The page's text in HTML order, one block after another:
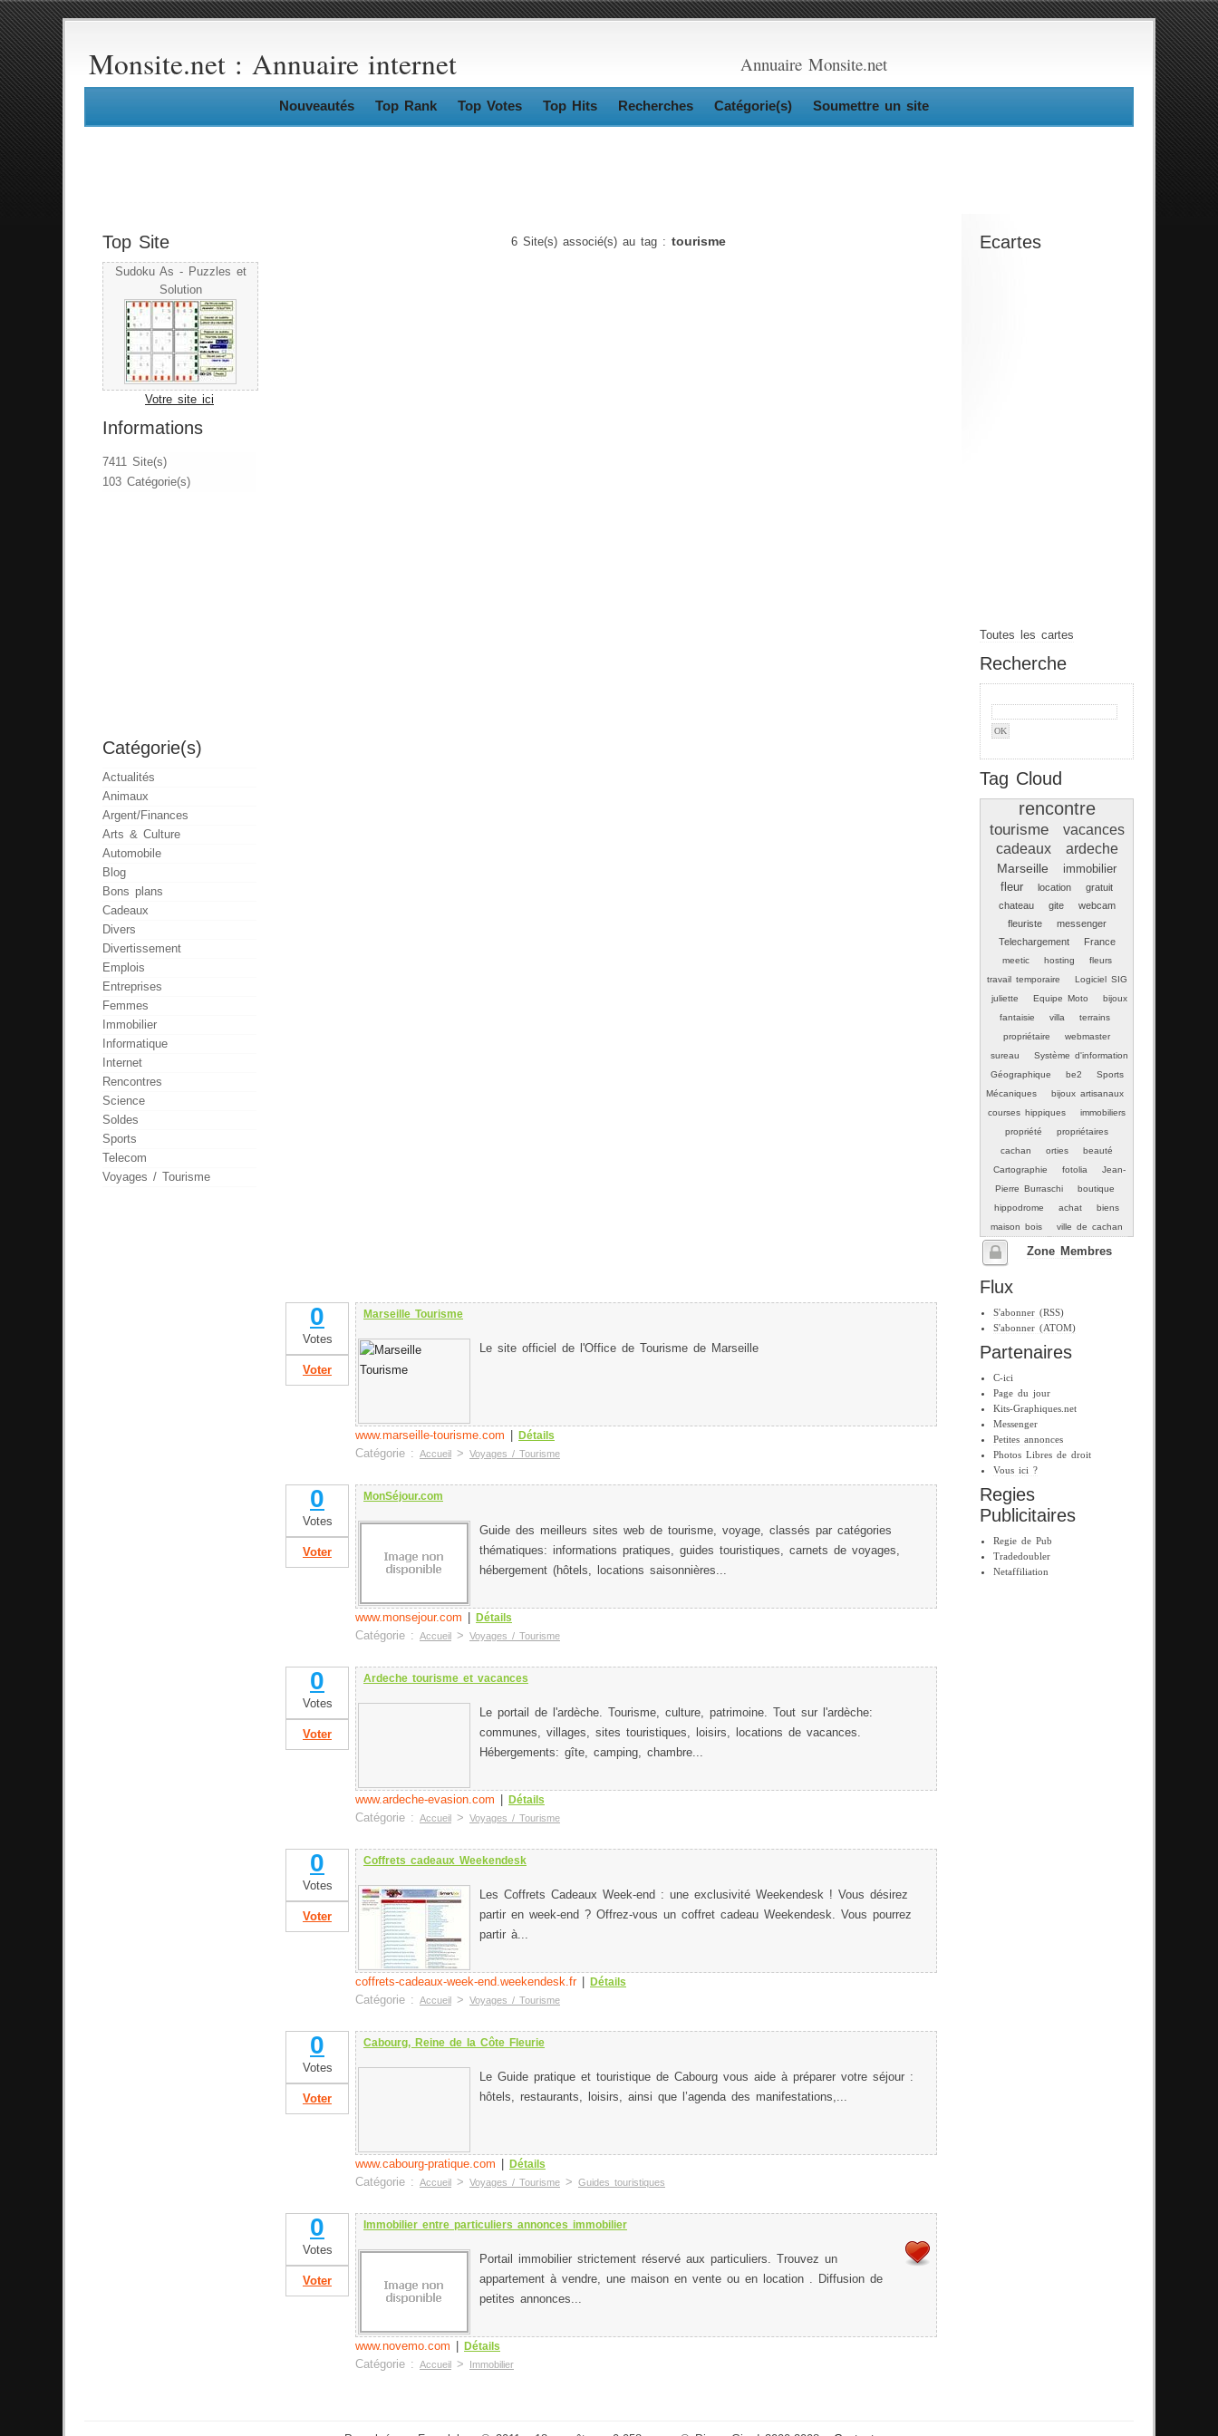
Monsite.net : Annuaire internet Annuaire Monsite.net
Nouveautés Top Rank Top Votes Top Hits Recherches Catégorie(s) Soumettre un site
Top Site
Sudoku As - Puzzles et
Solution
Votre site ici
Informations
7411 Site(s)
103 Catégorie(s)
Catégorie(s)
Actualités
Animaux
Argent/Finances
Arts & Culture
Automobile
Blog
Bons plans
Cadeaux
Divers
Divertissement
Emplois
Entreprises
Femmes
Immobilier
Informatique
Internet
Rencontres
Science
Soldes
Sports
Telecom
Voyages / Tourisme
Ecartes
Toutes les cartes
Recherche
Tag Cloud
rencontre
tourisme
vacances
cadeaux
ardeche
Marseille
immobilier
fleur
location
gratuit
chateau
gite
webcam
fleuriste
messenger
Telechargement
France
meetic hosting
fleurs
travail temporaire
Logiciel SIG
juliette
Equipe Moto
bijoux
fantaisie
villa
terrains
propriétaire
webmaster
sureau
Système d'information
Géographique
be2
Sports
Mécaniques
bijoux artisanaux
courses hippiques
immobiliers
propriété
propriétaires
cachan
orties
beauté
Cartographie
fotolia
Jean-
Pierre Burraschi
boutique
hippodrome
achat
biens
maison bois
ville de cachan
Zone Membres
Flux
S'abonner (RSS)
S'abonner (ATOM)
Partenaires
C-ici
Page du jour
Kits-Graphiques.net
Messenger
Petites annonces
Photos Libres de droit
Vous ici ?
Regies
Publicitaires
Regie de Pub
Tradedoubler
Netaffiliation
6 Site(s) associé(s) au tag : tourisme
0
Votes
Voter
Marseille Tourisme
Le site officiel de l'Office de Tourisme de Marseille
www.marseille-tourisme.com
Détails
Catégorie : Accueil > Voyages / Tourisme
0
Votes
Voter
MonSéjour.com
Guide des meilleurs sites web de tourisme, voyage, classés par catégories
thématiques: informations pratiques, guides touristiques, carnets de voyages,
hébergement (hôtels, locations saisonnières...
www.monsejour.com
Détails
Catégorie : Accueil > Voyages / Tourisme
0
Votes
Voter
Ardeche tourisme et vacances
Le portail de l'ardèche. Tourisme, culture, patrimoine. Tout sur l'ardèche:
communes, villages, sites touristiques, loisirs, locations de vacances.
Hébergements: gîte, camping, chambre...
www.ardeche-evasion.com
Détails
Catégorie : Accueil > Voyages / Tourisme
0
Votes
Voter
Coffrets cadeaux Weekendesk
Les Coffrets Cadeaux Week-end : une exclusivité Weekendesk ! Vous désirez
partir en week-end ? Offrez-vous un coffret cadeau Weekendesk. Vous pourrez
partir à...
coffrets-cadeaux-week-end.weekendesk.fr|
Détails
Catégorie : Accueil > Voyages / Tourisme
0
Votes
Voter
Cabourg, Reine de la Côte Fleurie
Le Guide pratique et touristique de Cabourg vous aide à préparer votre séjour :
hôtels, restaurants, loisirs, ainsi que l’agenda des manifestations,...
www.cabourg-pratique.com
Détails
Catégorie : Accueil > Voyages / Tourisme > Guides touristiques
0
Votes
Voter
Immobilier entre particuliers annonces immobilier
Portail immobilier strictement réservé aux particuliers. Trouvez un
appartement à vendre, une maison en vente ou en location . Diffusion de
petites annonces...
www.novemo.com
Détails
Catégorie : Accueil > Immobilier